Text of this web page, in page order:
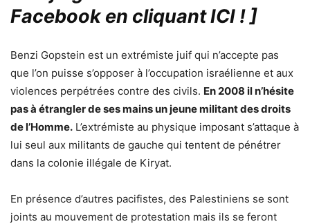
Facebook en cliquant ICI ! ]
Benzi Gopstein est un extrémiste juif qui n’accepte pas
que l’on puisse s’opposer à l’occupation israélienne et aux
violences perpétrées contre des civils. En 2008 il n’hésite
pas à étrangler de ses mains un jeune militant des droits
de l’Homme. L’extrémiste au physique imposant s’attaque à
lui seul aux militants de gauche qui tentent de pénétrer
dans la colonie illégale de Kiryat.
En présence d’autres pacifistes, des Palestiniens se sont
joints au mouvement de protestation mais ils se feront